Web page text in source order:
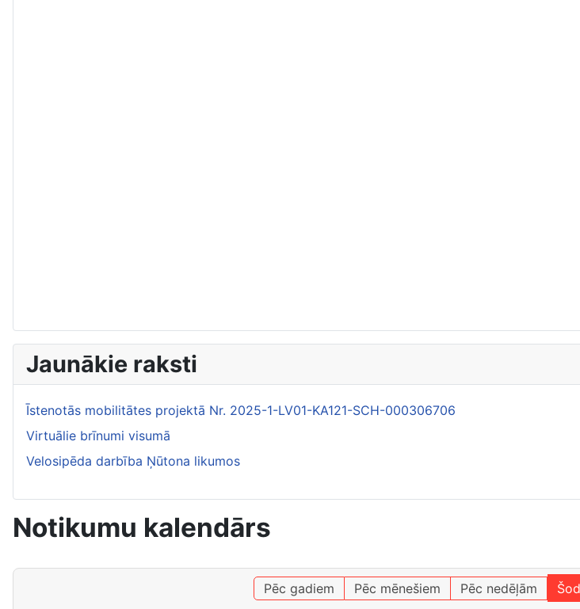
Jaunākie raksti
Īstenotās mobilitātes projektā Nr. 2025-1-LV01-KA121-SCH-000306706
Virtuālie brīnumi visumā
Velosipēda darbība Ņūtona likumos
Notikumu kalendārs
Pēc gadiem Pēc mēnešiem Pēc nedēļām